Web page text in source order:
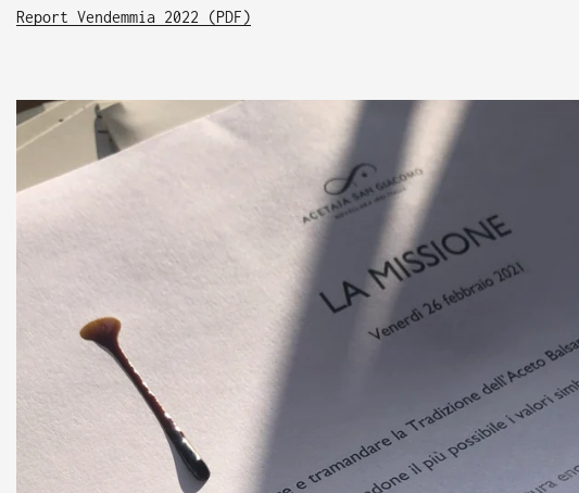
Report Vendemmia 2022 (PDF)